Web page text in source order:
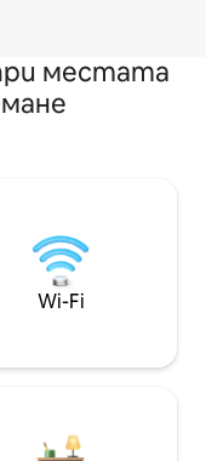
местата
Wi-Fi